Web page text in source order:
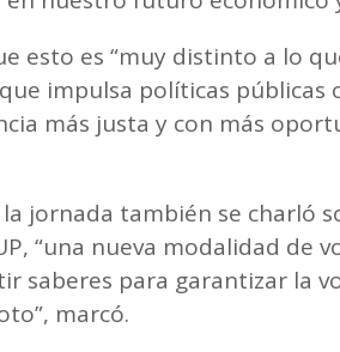
esto es “muy distinto a lo
impulsa políticas públicas
más justa y con más
jornada también se charló
“una nueva modalidad de
saberes para garantizar la
marcó.